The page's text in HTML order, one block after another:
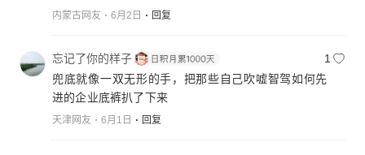
内蒙古网友 6月2日 回复
忘记了你的样子
1
兜底就像一双无形的手，把那些自己吹嘘智驾如何先
进的企业底裤扒了下来
天津网友 6月1日 回复